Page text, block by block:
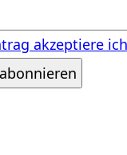
akzeptiere